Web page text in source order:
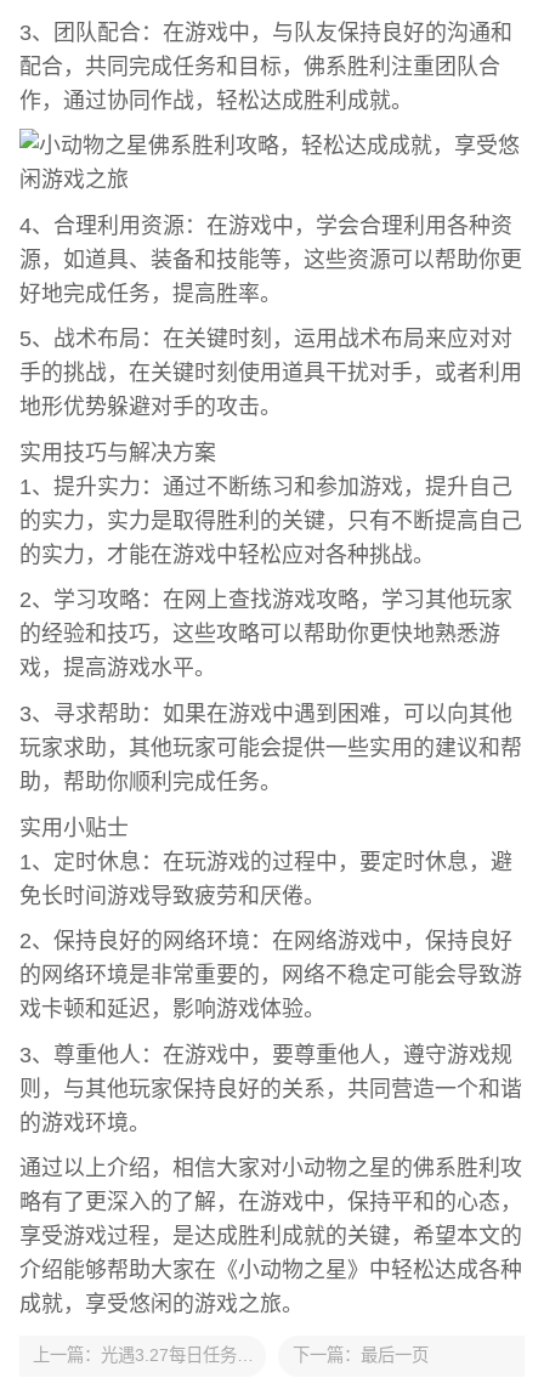
3、团队配合：在游戏中，与队友保持良好的沟通和
配合，共同完成任务和目标，佛系胜利注重团队合
作，通过协同作战，轻松达成胜利成就。
4、合理利用资源：在游戏中，学会合理利用各种资
源，如道具、装备和技能等，这些资源可以帮助你更
好地完成任务，提高胜率。
5、战术布局：在关键时刻，运用战术布局来应对对
手的挑战，在关键时刻使用道具干扰对手，或者利用
地形优势躲避对手的攻击。
实用技巧与解决方案
1、提升实力：通过不断练习和参加游戏，提升自己
的实力，实力是取得胜利的关键，只有不断提高自己
的实力，才能在游戏中轻松应对各种挑战。
2、学习攻略：在网上查找游戏攻略，学习其他玩家
的经验和技巧，这些攻略可以帮助你更快地熟悉游
戏，提高游戏水平。
3、寻求帮助：如果在游戏中遇到困难，可以向其他
玩家求助，其他玩家可能会提供一些实用的建议和帮
助，帮助你顺利完成任务。
实用小贴士
1、定时休息：在玩游戏的过程中，要定时休息，避
免长时间游戏导致疲劳和厌倦。
2、保持良好的网络环境：在网络游戏中，保持良好
的网络环境是非常重要的，网络不稳定可能会导致游
戏卡顿和延迟，影响游戏体验。
3、尊重他人：在游戏中，要尊重他人，遵守游戏规
则，与其他玩家保持良好的关系，共同营造一个和谐
的游戏环境。
通过以上介绍，相信大家对小动物之星的佛系胜利攻
略有了更深入的了解，在游戏中，保持平和的心态，
享受游戏过程，是达成胜利成就的关键，希望本文的
介绍能够帮助大家在《小动物之星》中轻松达成各种
成就，享受悠闲的游戏之旅。
上一篇： 光遇3.27每日任务怎么做-光遇3月27日每日任务做法攻略 下一篇： 最后一页